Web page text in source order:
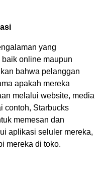
yang
online maupun
bahwa pelanggan
apakah mereka
melalui website, media
contoh, Starbucks
memesan dan
aplikasi seluler mereka,
mereka di toko.